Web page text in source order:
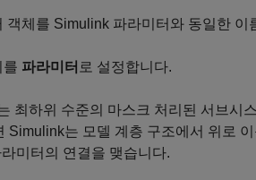
객체를 Simulink 파라미터와 동일한 이
를 파라미터 로 설정합니다.
최하위 수준의 마스크 처리된 서브시
Simulink는 모델 계층 구조에서 위로
미터의 연결을 맺습니다.